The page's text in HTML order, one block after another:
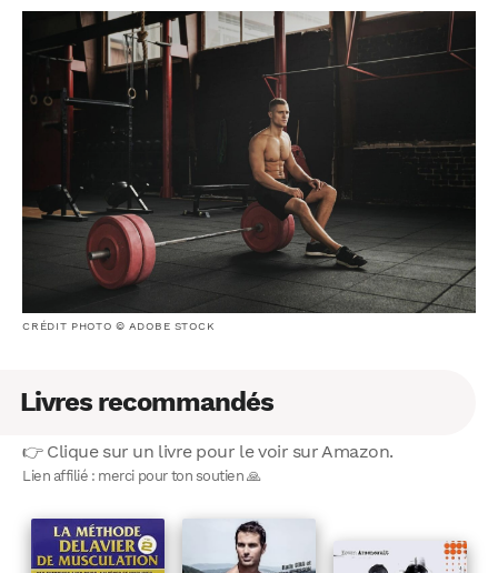
CRÉDIT PHOTO © ADOBE STOCK
Livres recommandés
👉 Clique sur un livre pour le voir sur Amazon.
Lien affilié : merci pour ton soutien 🙏